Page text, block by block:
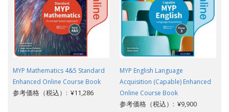
MYP Mathematics 4&5 Standard
Enhanced Online Course Book
参考価格（税込）: ¥11,286
MYP English Language
Acquisition (Capable) Enhanced
Online Course Book
参考価格（税込）: ¥9,900